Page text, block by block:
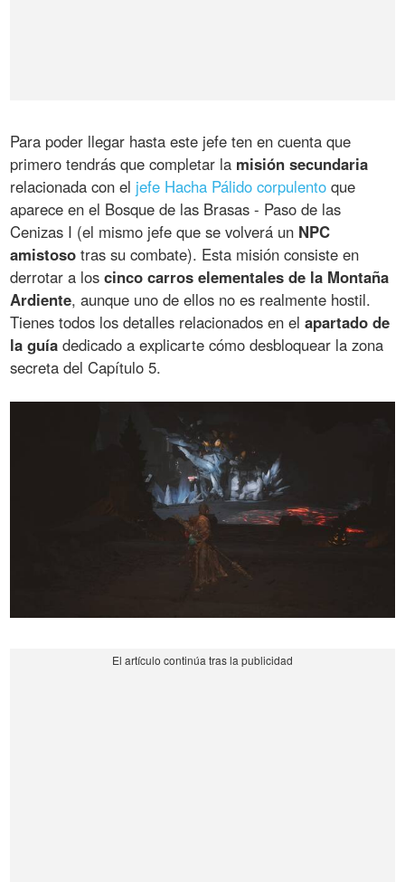
Para poder llegar hasta este jefe ten en cuenta que
primero tendrás que completar la misión secundaria
relacionada con el jefe Hacha Pálido corpulento que
aparece en el Bosque de las Brasas - Paso de las
Cenizas I (el mismo jefe que se volverá un NPC
amistoso tras su combate). Esta misión consiste en
derrotar a loscinco carros elementales de la Montaña
Ardiente, aunque uno de ellos no es realmente hostil.
Tienes todos los detalles relacionados en elapartado de
la guía dedicado a explicarte cómo desbloquear la zona
secreta del Capítulo 5.